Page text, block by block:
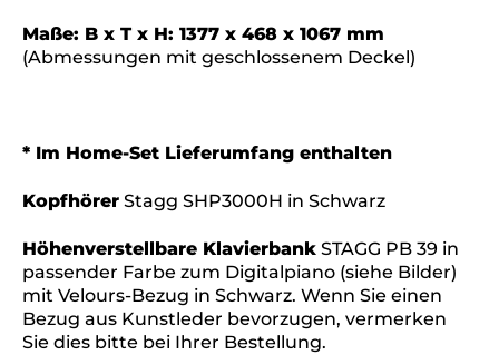
Maße: B x T x H: 1377 x 468 x 1067 mm
(Abmessungen mit geschlossenem Deckel)
* Im Home-Set Lieferumfang enthalten
Kopfhörer Stagg SHP3000H in Schwarz
Höhenverstellbare Klavierbank STAGG PB 39 in
passender Farbe zum Digitalpiano (siehe Bilder)
mit Velours-Bezug in Schwarz. Wenn Sie einen
Bezug aus Kunstleder bevorzugen, vermerken
Sie dies bitte bei Ihrer Bestellung.